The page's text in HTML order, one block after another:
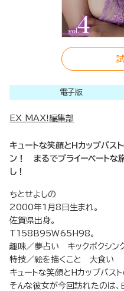
電子版
EX MAX!編集部
キュートな笑顔とHカップバス
ン！ まるでプライーベートな
し！
ちとせよしの
2000年1月8日生まれ。
佐賀県出身。
T158B95W65H98。
趣味／夢占い キックボクシン
特技／絵を描くこと 大食い
キュートな笑顔とHカップバス
そんな彼女が今回訪れたのは